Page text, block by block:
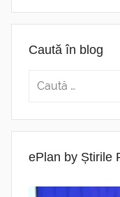
Caută în blog
ePlan by Știrile